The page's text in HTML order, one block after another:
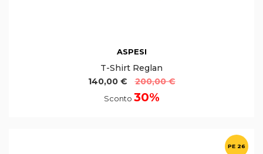
ASPESI
T-Shirt Reglan
140,00 €
200,00 €
Sconto 30%
PE 26